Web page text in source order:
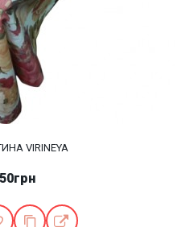
VIRINEYA